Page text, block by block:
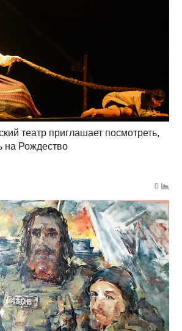
театр приглашает посмотреть,
на Рождество
0